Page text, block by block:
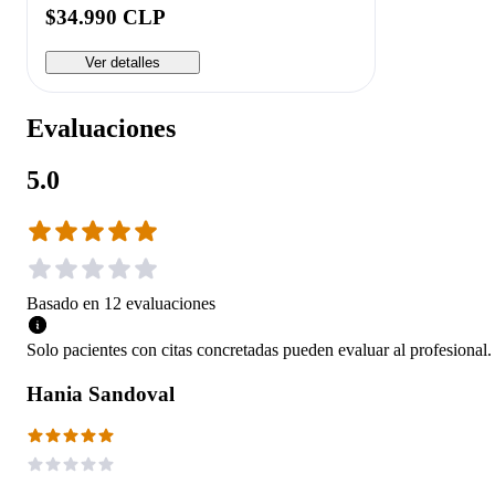
$34.990 CLP
Ver detalles
Evaluaciones
5.0
Basado en 12 evaluaciones
Solo pacientes con citas concretadas pueden evaluar al profesional.
Hania Sandoval